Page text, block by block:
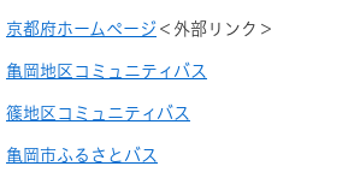
京都府ホームページ ＜外部リンク＞
亀岡地区コミュニティバス
篠地区コミュニティバス
亀岡市ふるさとバス